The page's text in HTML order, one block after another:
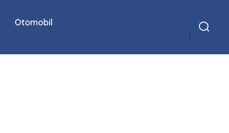
Arama
Göster/Gizle
Otomobil